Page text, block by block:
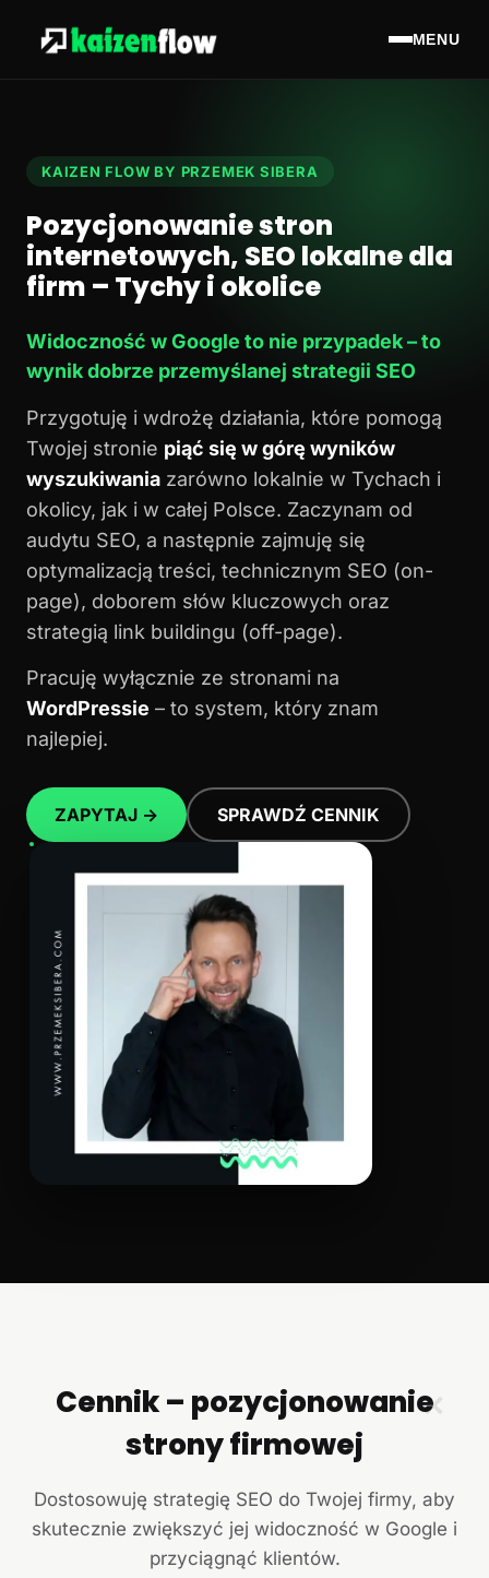
MENU
KAIZEN FLOW BY PRZEMEK SIBERA
Pozycjonowanie stron
internetowych, SEO lokalne dla
firm – Tychy i okolice
Widoczność w Google to nie przypadek – to
wynik dobrze przemyślanej strategii SEO
Przygotuję i wdrożę działania, które pomogą
Twojej stronie piąć się w górę wyników
wyszukiwania zarówno lokalnie w Tychach i
okolicy, jak i w całej Polsce. Zaczynam od
audytu SEO, a następnie zajmuję się
optymalizacją treści, technicznym SEO (on-
page), doborem słów kluczowych oraz
strategią link buildingu (off-page).
Pracuję wyłącznie ze stronami na
WordPressie – to system, który znam
najlepiej.
ZAPYTAJ → SPRAWDŹ CENNIK
✕
Cennik – pozycjonowanie
strony firmowej
Dostosowuję strategię SEO do Twojej firmy, aby
skutecznie zwiększyć jej widoczność w Google i
przyciągnąć klientów.